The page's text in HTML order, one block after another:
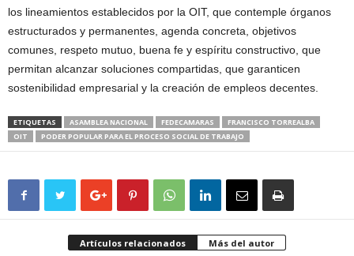
los lineamientos establecidos por la OIT, que contemple órganos
estructurados y permanentes, agenda concreta, objetivos
comunes, respeto mutuo, buena fe y espíritu constructivo, que
permitan alcanzar soluciones compartidas, que garanticen
sostenibilidad empresarial y la creación de empleos decentes.
ETIQUETAS ASAMBLEA NACIONAL FEDECAMARAS
FRANCISCO TORREALBA
OIT
PODER POPULAR PARA EL PROCESO SOCIAL DE TRABAJO
Artículos relacionados Más del autor